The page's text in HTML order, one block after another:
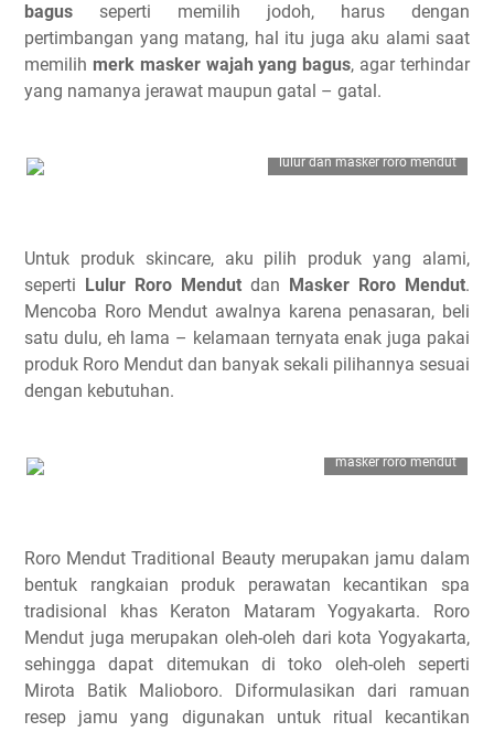
bagus seperti memilih jodoh, harus dengan
pertimbangan yang matang, hal itu juga aku alami saat
memilih merk masker wajah yang bagus, agar terhindar
yang namanya jerawat maupun gatal – gatal.
lulur dan masker roro mendut
Untuk produk skincare, aku pilih produk yang alami,
seperti Lulur Roro Mendut dan Masker Roro Mendut.
Mencoba Roro Mendut awalnya karena penasaran, beli
satu dulu, eh lama – kelamaan ternyata enak juga pakai
produk Roro Mendut dan banyak sekali pilihannya sesuai
dengan kebutuhan.
masker roro mendut
Roro Mendut Traditional Beauty merupakan jamu dalam
bentuk rangkaian produk perawatan kecantikan spa
tradisional khas Keraton Mataram Yogyakarta. Roro
Mendut juga merupakan oleh-oleh dari kota Yogyakarta,
sehingga dapat ditemukan di toko oleh-oleh seperti
Mirota Batik Malioboro. Diformulasikan dari ramuan
resep jamu yang digunakan untuk ritual kecantikan